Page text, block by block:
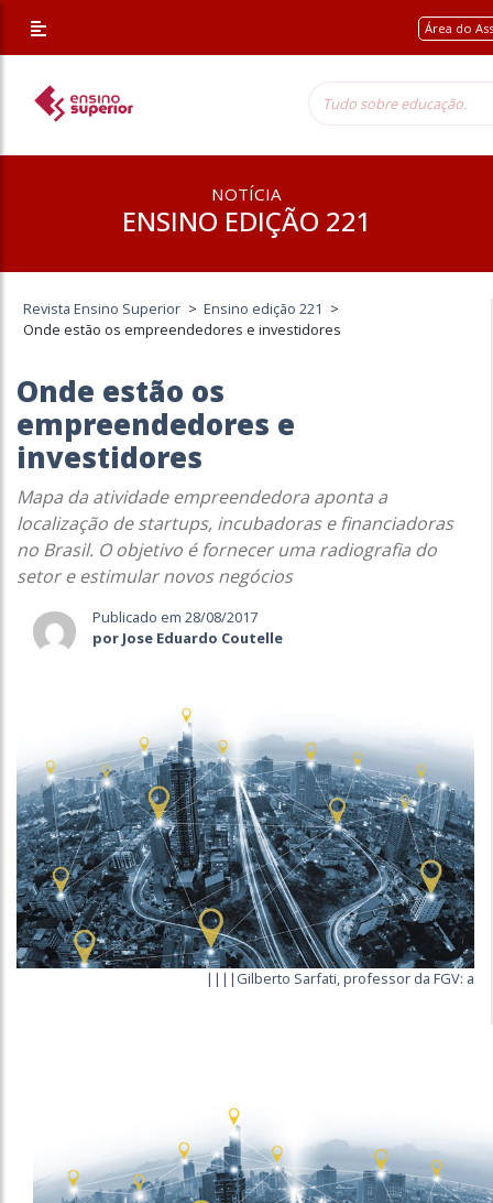
Área do
NOTÍCIA
ENSINO EDIÇÃO 221
Revista Ensino Superior > Ensino edição 221 >
Onde estão os empreendedores e investidores
Onde estão os
empreendedores e
investidores
Mapa da atividade empreendedora aponta a
localização de startups, incubadoras e financiadoras
no Brasil. O objetivo é fornecer uma radiografia do
setor e estimular novos negócios
Publicado em 28/08/2017
por Jose Eduardo Coutelle
||||Gilberto Sarfati, professor da FGV: a